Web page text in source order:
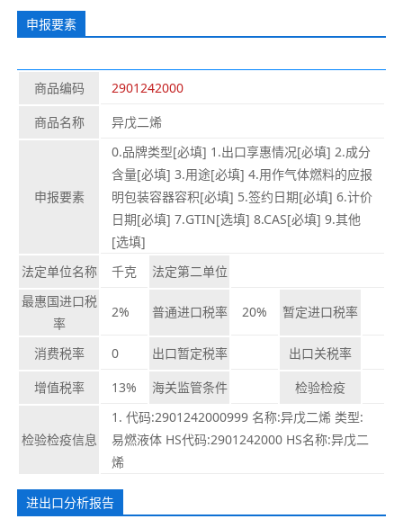
申报要素
商品编码
2901242000
商品名称
异戊二烯
申报要素
0.品牌类型[必填] 1.出口享惠情况[必填] 2.成分
含量[必填] 3.用途[必填] 4.用作气体燃料的应报
明包装容器容积[必填] 5.签约日期[必填] 6.计价
日期[必填] 7.GTIN[选填] 8.CAS[必填] 9.其他
[选填]
法定单位名称
千克
法定第二单位
最惠国进口税
率
2% 普通进口税率 20% 暂定进口税率
消费税率 0 出口暂定税率
出口关税率
增值税率
13% 海关监管条件 检验检疫
检验检疫信息
1. 代码:2901242000999 名称:异戊二烯 类型:
易燃液体 HS代码:2901242000 HS名称:异戊二
烯
进出口分析报告